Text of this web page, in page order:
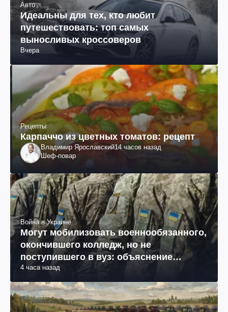
Авто
Идеальны для тех, кто любит
путешествовать: топ самых
выносливых кроссоверов
Вчера
Рецепты
Карпаччо из цветных томатов: рецепт
Владимир Ярославский14 часов назад
Шеф-повар
Война в Украине
Могут мобилизовать военнообязанного,
окончившего колледж, но не
поступившего в вуз: объяснение
юриста
4 часа назад